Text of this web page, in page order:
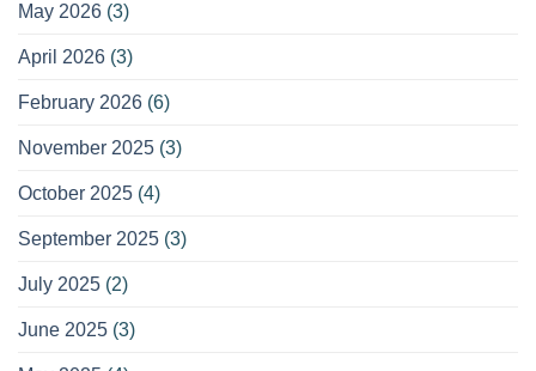
May 2026 (3)
April 2026 (3)
February 2026 (6)
November 2025 (3)
October 2025 (4)
September 2025 (3)
July 2025 (2)
June 2025 (3)